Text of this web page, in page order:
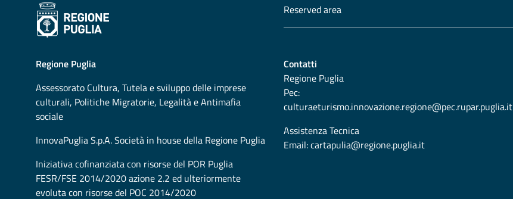
Reserved area
Regione Puglia
Assessorato Cultura, Tutela e sviluppo delle imprese
culturali, Politiche Migratorie, Legalità e Antimafia
sociale
InnovaPuglia S.p.A. Società in house della Regione Puglia
Iniziativa cofinanziata con risorse del POR Puglia
FESR/FSE 2014/2020 azione 2.2 ed ulteriormente
evoluta con risorse del POC 2014/2020
Contatti
Regione Puglia
Pec:
culturaeturismo.innovazione.regione@pec.rupar.puglia.it
Assistenza Tecnica
Email:cartapulia@regione.puglia.it